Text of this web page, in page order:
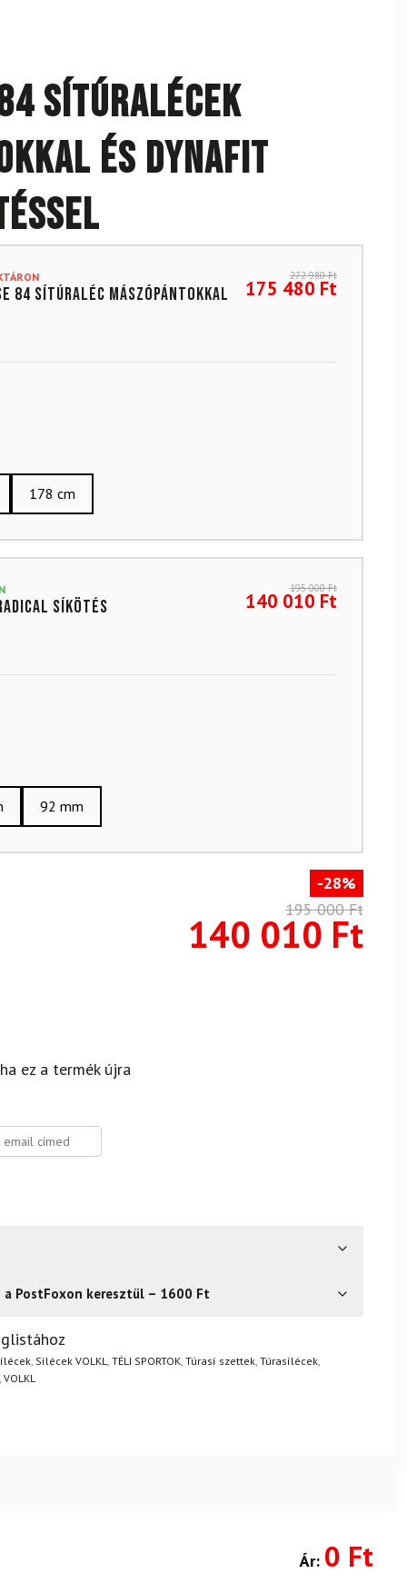
84 sítúralécek
és DYNAFIT
84 sítúraléc mászópántokkal
272 980Ft
175 480 Ft
178 cm
Radical síkötés
195 000Ft
140 010 Ft
92 mm
-28%
195 000Ft
140 010 Ft
ez a termék újra
a PostFoxon keresztül – 1600 Ft
gond – a terméket egyszerűen visszaküldheti 14
Mik a visszaküldés feltételei?
, Sílécek VOLKL TÉLI SPORTOK, Túrasí szettek, Túrasílécek,
VOLKL
Ár: 0 Ft